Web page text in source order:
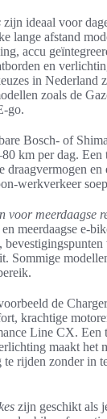
zijn ideaal voor
lange afstand
accu
en
in Nederland
zoals de
go.
Bosch- of
km per dag. Een
draagvermogen en
werkverkeer
voor meerdaagse
meerdaagse e-
bevestigingspunten
Sommige
de
krachtige
Line CX. Een
maakt het
te rijden zonder in
zijn geschikt als